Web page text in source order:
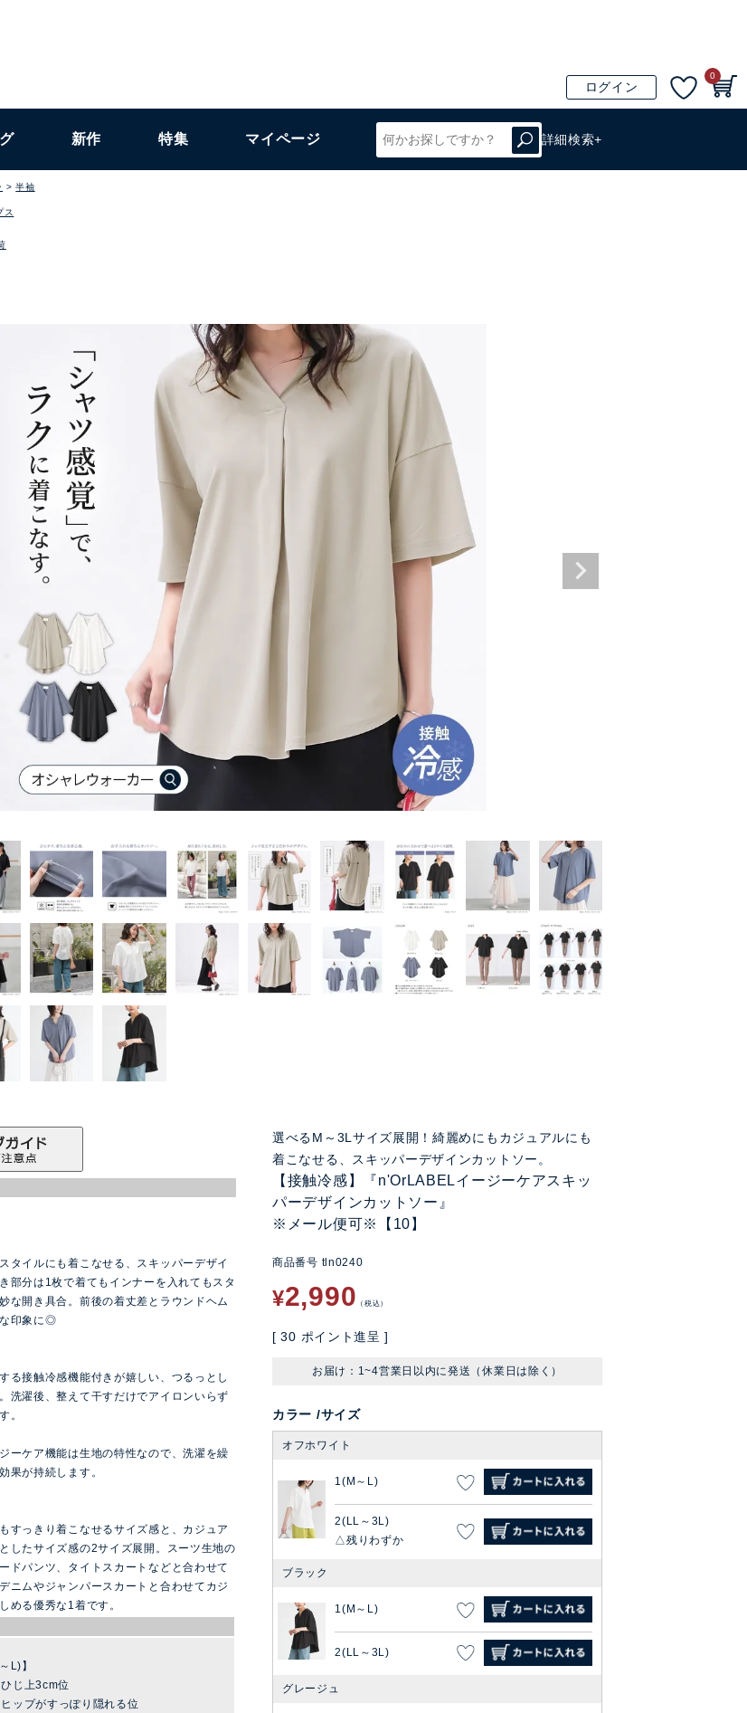
ログイン
0
新作 特集 マイページ 詳細検索+
半袖
ス
選べるM～3Lサイズ展開！綺麗めにもカジュアルにも
着こなせる、スキッパーデザインカットソー。
【接触冷感】『n'OrLABELイージーケアスキッ
パーデザインカットソー』
※メール便可※【10】
商品番号 tln0240
¥2,990 税込
[ 30 ポイント進呈 ]
お届け：1~4営業日以内に発送（休業日は除く）
カラー サイズ
オフホワイト
1(M～L)
2(LL～3L)
残りわずか
ブラック
1(M～L)
2(LL～3L)
グレージュ
タイルにも着こなせる、スキッパーデザイ
部分は1枚で着てもインナーを入れてもスタ
な開き具合。前後の着丈差とラウンドヘム
印象に◎
る接触冷感機能付きが嬉しい、つるっとし
洗濯後、整えて干すだけでアイロンいらず
。
ーケア機能は生地の特性なので、洗濯を繰
果が持続します。
すっきり着こなせるサイズ感と、カジュア
したサイズ感の2サイズ展開。スーツ生地の
ドパンツ、タイトスカートなどと合わせて
ニムやジャンパースカートと合わせてカジ
める優秀な1着です。
L)】
じ上3cm位
ップがすっぽり隠れる位